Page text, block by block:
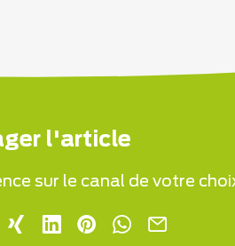
l'article
sur le canal de votre